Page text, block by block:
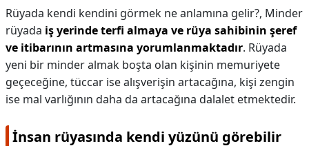
Rüyada kendi kendini görmek ne anlamına gelir?, Minder
rüyada iş yerinde terfi almaya ve rüya sahibinin şeref
ve itibarının artmasına yorumlanmaktadır. Rüyada
yeni bir minder almak boşta olan kişinin memuriyete
geçeceğine, tüccar ise alışverişin artacağına, kişi zengin
ise mal varlığının daha da artacağına dalalet etmektedir.
İnsan rüyasında kendi yüzünü görebilir